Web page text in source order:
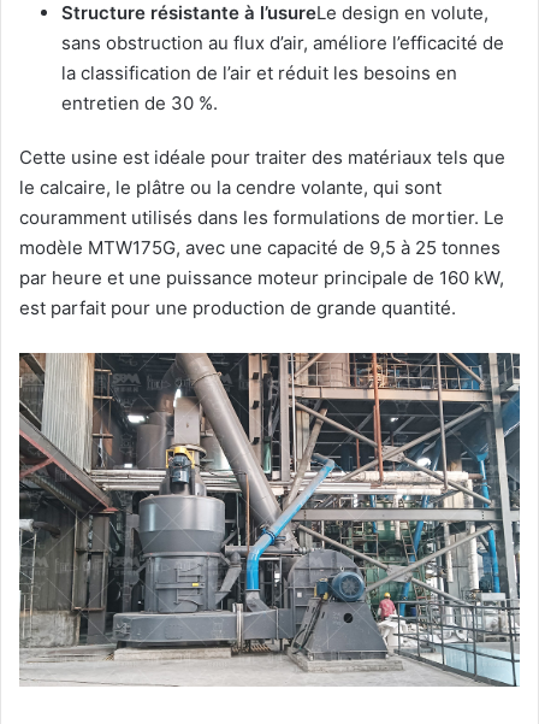
Structure résistante à l’usureLe design en volute,
sans obstruction au flux d’air, améliore l’efficacité de
la classification de l’air et réduit les besoins en
entretien de 30 %.
Cette usine est idéale pour traiter des matériaux tels que
le calcaire, le plâtre ou la cendre volante, qui sont
couramment utilisés dans les formulations de mortier. Le
modèle MTW175G, avec une capacité de 9,5 à 25 tonnes
par heure et une puissance moteur principale de 160 kW,
est parfait pour une production de grande quantité.